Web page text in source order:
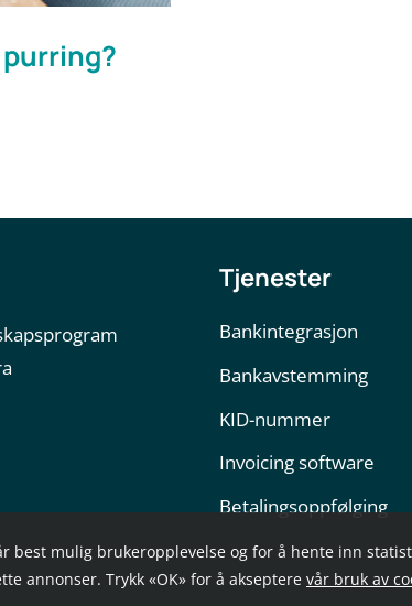
Tjenester
Bankintegrasjon
Bankavstemming
KID-nummer
Invoicing software
Betalingsoppfølging
best mulig brukeropplevelse og for å hente inn
annonser. Trykk «OK» for å akseptere vår bruk av